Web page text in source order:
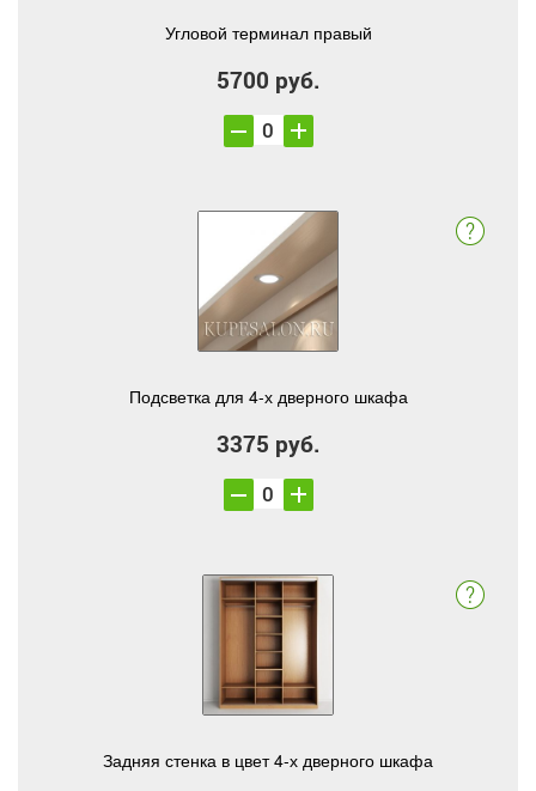
Угловой терминал правый
5700 руб.
Подсветка для 4-х дверного шкафа
3375 руб.
Задняя стенка в цвет 4-х дверного шкафа